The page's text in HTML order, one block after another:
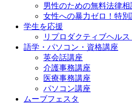
男性のための無料法律相
女性への暴力ゼロ！特別
学生を応援
リプロダクティブヘル
語学・パソコン・資格講座
英会話講座
介護事務講座
医療事務講座
パソコン講座
ムーブフェスタ